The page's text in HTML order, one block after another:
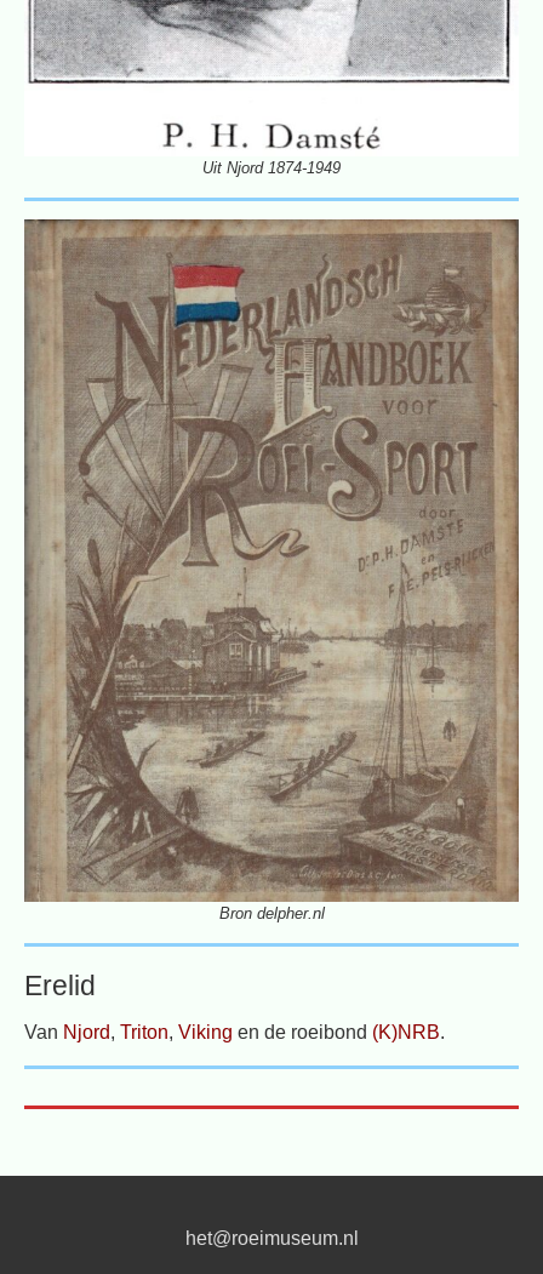
Uit Njord 1874-1949
Bron delpher.nl
Erelid
Van Njord, Triton, Viking en de roeibond (K)NRB.
het@roeimuseum.nl